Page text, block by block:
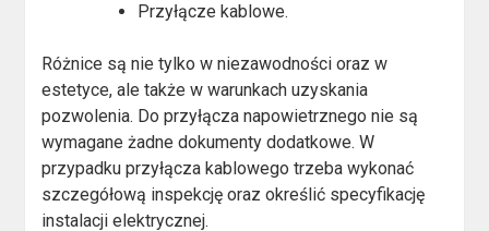
Przyłącze kablowe.
Różnice są nie tylko w niezawodności oraz w
estetyce, ale także w warunkach uzyskania
pozwolenia. Do przyłącza napowietrznego nie są
wymagane żadne dokumenty dodatkowe. W
przypadku przyłącza kablowego trzeba wykonać
szczegółową inspekcję oraz określić specyfikację
instalacji elektrycznej.